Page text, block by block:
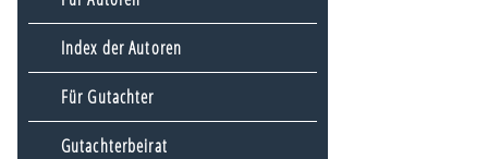
Index der Autoren
Für Gutachter
Gutachterbeirat